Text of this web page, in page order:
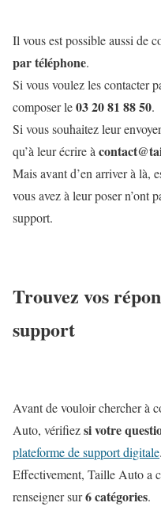
Il vous est possible aussi de
par téléphone.
Si vous voulez les contacter
composer le03 20 81 88 50.
Si vous souhaitez leur
qu’à leur écrire à
Mais avant d’en arriver à là,
vous avez à leur poser n’ont
support.
Trouvez vos
support
Avant de vouloir chercher à
Auto, vérifiezsi votre
plateforme de support digitale.
Effectivement, Taille Auto a
renseigner sur6 catégories.